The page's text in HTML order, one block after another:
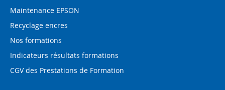
Maintenance EPSON
Recyclage encres
Nos formations
Indicateurs résultats formations
CGV des Prestations de Formation